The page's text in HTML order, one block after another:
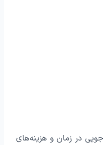
در زمان و هزینه‌های